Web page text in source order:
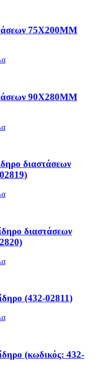
75Χ200ΜΜ
90Χ280ΜΜ
διαστάσεων
διαστάσεων
(432-02811)
(κωδικός: 432-